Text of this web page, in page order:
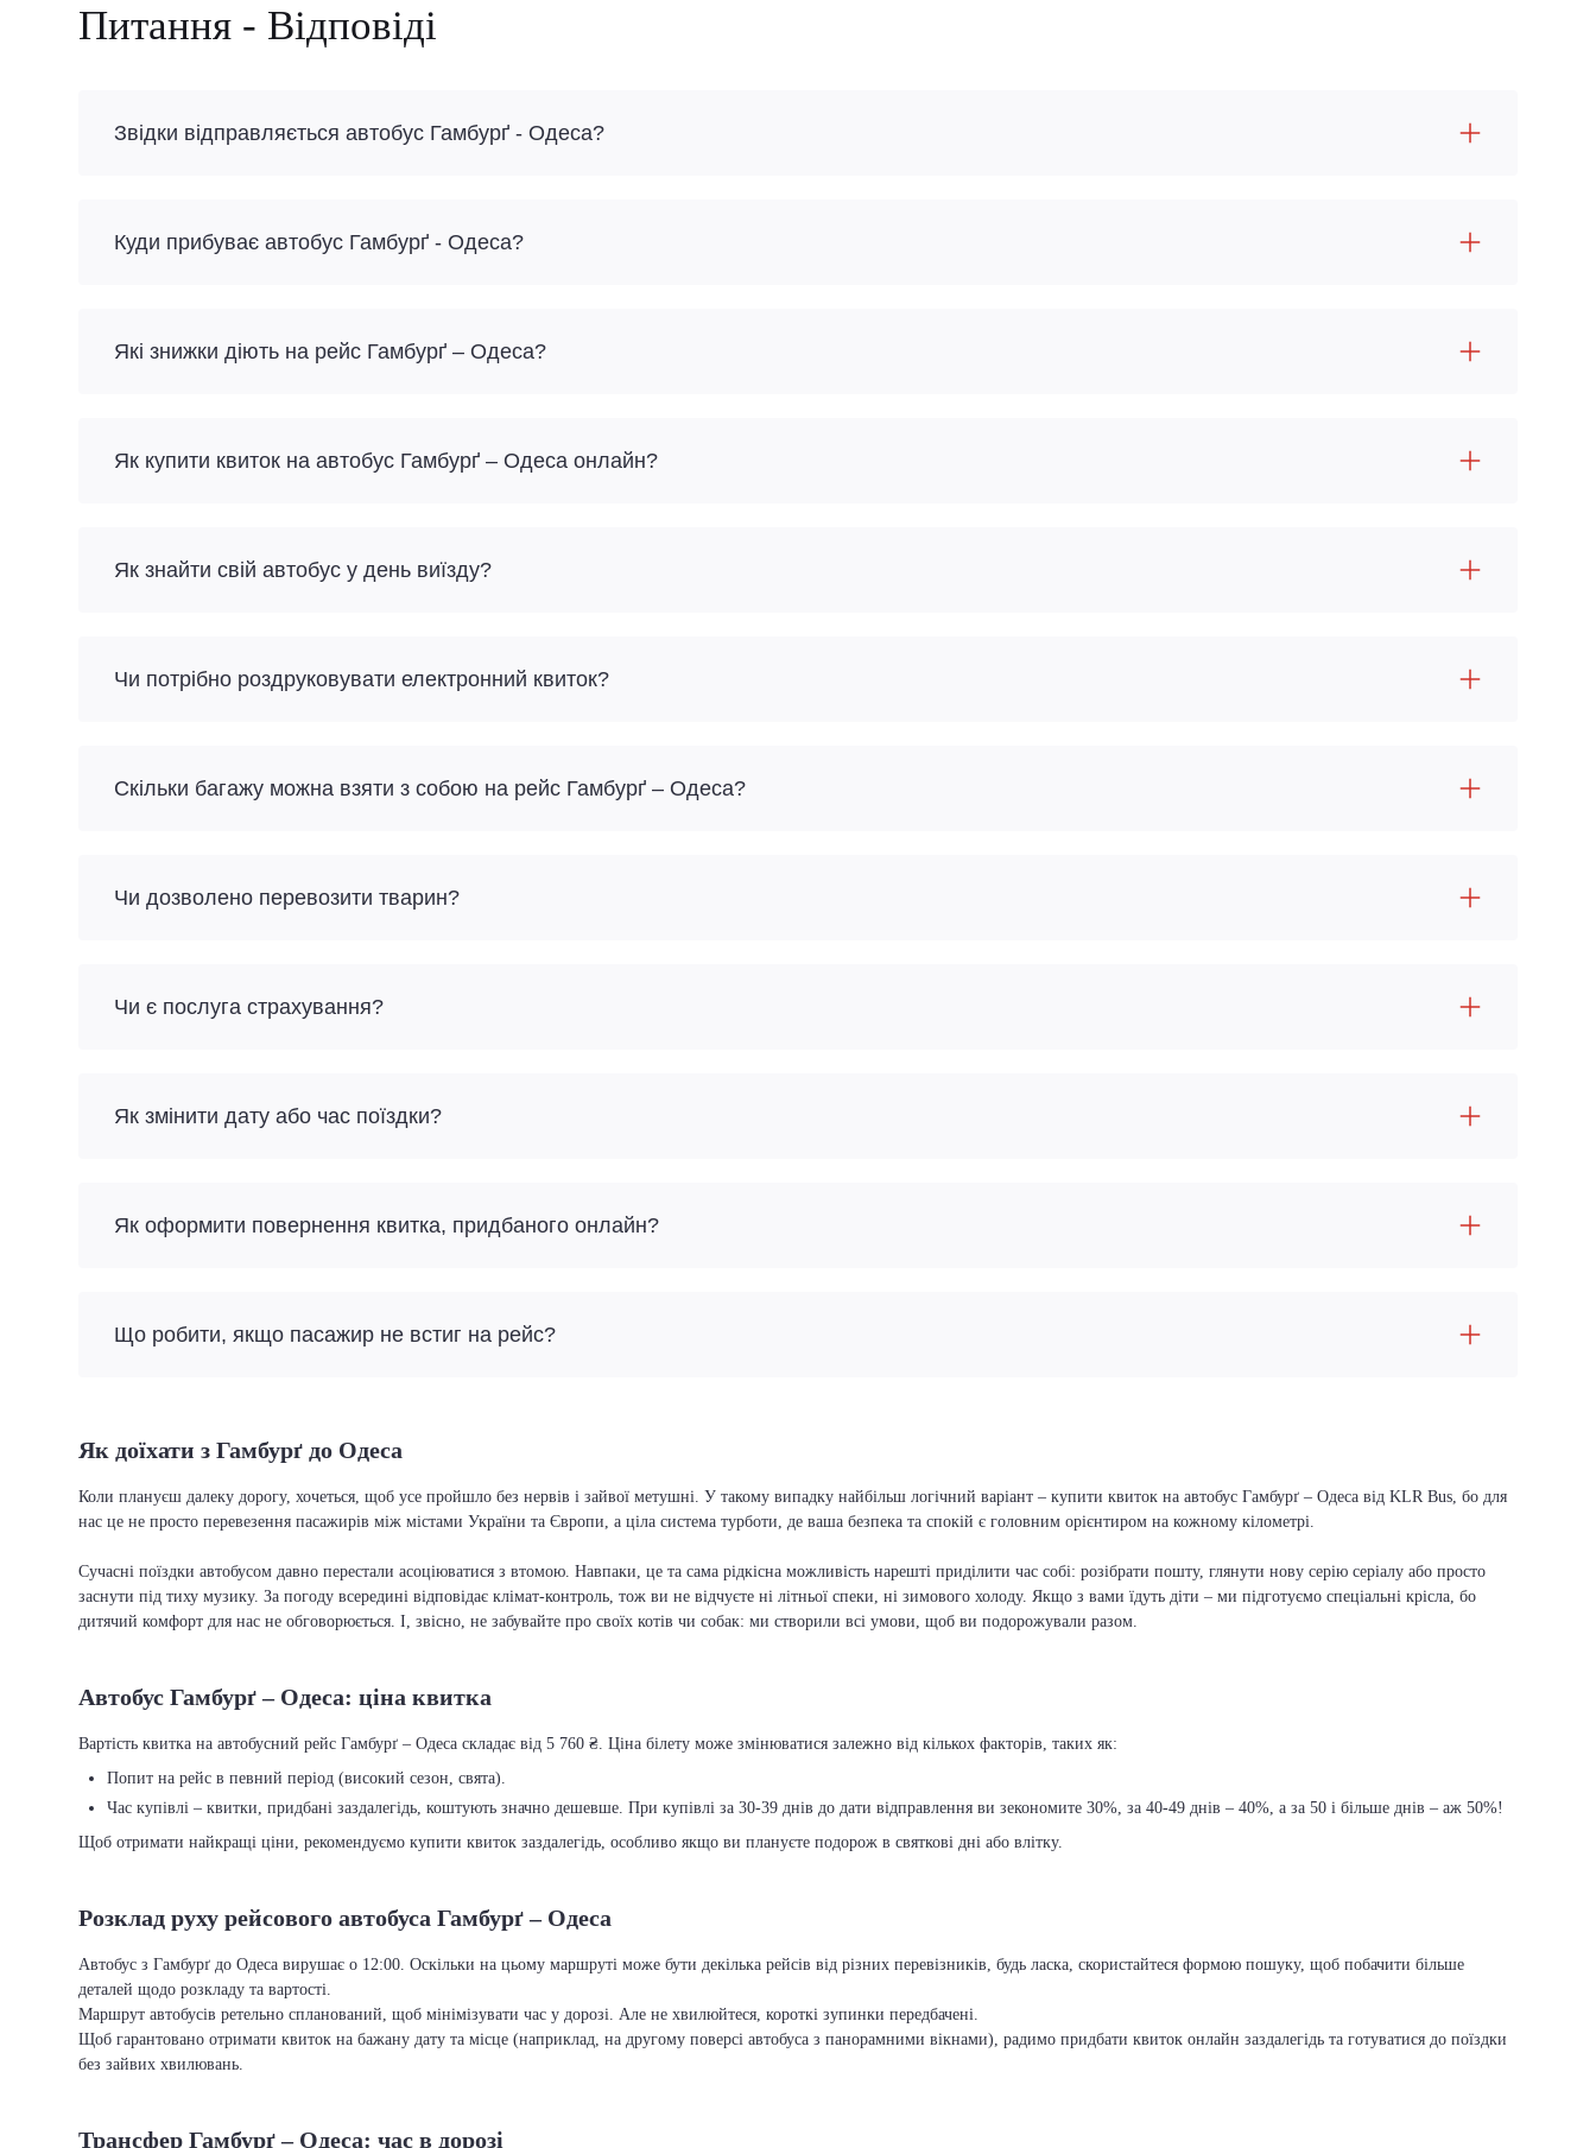
Питання - Відповіді
Звідки відправляється автобус Гамбурґ - Одеса?
Куди прибуває автобус Гамбурґ - Одеса?
Які знижки діють на рейс Гамбурґ – Одеса?
Як купити квиток на автобус Гамбурґ – Одеса онлайн?
Як знайти свій автобус у день виїзду?
Чи потрібно роздруковувати електронний квиток?
Скільки багажу можна взяти з собою на рейс Гамбурґ – Одеса?
Чи дозволено перевозити тварин?
Чи є послуга страхування?
Як змінити дату або час поїздки?
Як оформити повернення квитка, придбаного онлайн?
Що робити, якщо пасажир не встиг на рейс?
Як доїхати з Гамбурґ до Одеса
Коли плануєш далеку дорогу, хочеться, щоб усе пройшло без нервів і зайвої метушні. У такому випадку найбільш логічний варіант – купити квиток на автобус Гамбурґ – Одеса від KLR Bus, бо для
нас це не просто перевезення пасажирів між містами України та Європи, а ціла система турботи, де ваша безпека та спокій є головним орієнтиром на кожному кілометрі.
Сучасні поїздки автобусом давно перестали асоціюватися з втомою. Навпаки, це та сама рідкісна можливість нарешті приділити час собі: розібрати пошту, глянути нову серію серіалу або просто
заснути під тиху музику. За погоду всередині відповідає клімат-контроль, тож ви не відчуєте ні літньої спеки, ні зимового холоду. Якщо з вами їдуть діти – ми підготуємо спеціальні крісла, бо
дитячий комфорт для нас не обговорюється. І, звісно, не забувайте про своїх котів чи собак: ми створили всі умови, щоб ви подорожували разом.
Автобус Гамбурґ – Одеса: ціна квитка
Вартість квитка на автобусний рейс Гамбурґ – Одеса складає від 5 760 ₴. Ціна білету може змінюватися залежно від кількох факторів, таких як:
Попит на рейс в певний період (високий сезон, свята).
Час купівлі – квитки, придбані заздалегідь, коштують значно дешевше. При купівлі за 30-39 днів до дати відправлення ви зекономите 30%, за 40-49 днів – 40%, а за 50 і більше днів – аж 50%!
Щоб отримати найкращі ціни, рекомендуємо купити квиток заздалегідь, особливо якщо ви плануєте подорож в святкові дні або влітку.
Розклад руху рейсового автобуса Гамбурґ – Одеса
Автобус з Гамбурґ до Одеса вирушає о 12:00. Оскільки на цьому маршруті може бути декілька рейсів від різних перевізників, будь ласка, скористайтеся формою пошуку, щоб побачити більше
деталей щодо розкладу та вартості.
Маршрут автобусів ретельно спланований, щоб мінімізувати час у дорозі. Але не хвилюйтеся, короткі зупинки передбачені.
Щоб гарантовано отримати квиток на бажану дату та місце (наприклад, на другому поверсі автобуса з панорамними вікнами), радимо придбати квиток онлайн заздалегідь та готуватися до поїздки
без зайвих хвилювань.
Трансфер Гамбурґ – Одеса: час в дорозі